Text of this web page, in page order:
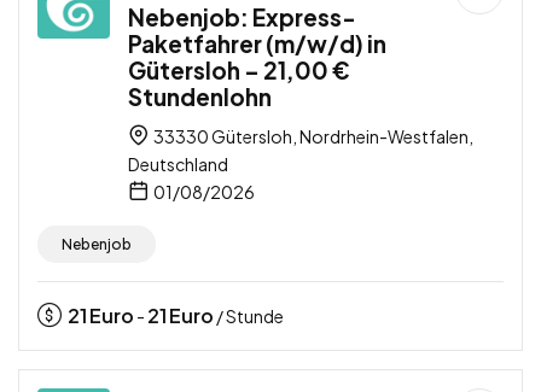
Nebenjob: Express-
Paketfahrer (m/w/d) in
Gütersloh – 21,00 €
Stundenlohn
33330 Gütersloh, Nordrhein-Westfalen,
Deutschland
01/08/2026
Nebenjob
21Euro - 21Euro / Stunde